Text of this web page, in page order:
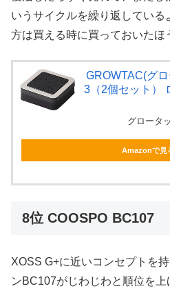
いうサイクルを繰り返してい
方は買える時に買っておいたほ
GROWTAC(グ
3（2個セット）
グロータ
Amazonで見
8位 COOSPO BC107
XOSS G+に近いコンセプトを
ンBC107がじわじわと順位を